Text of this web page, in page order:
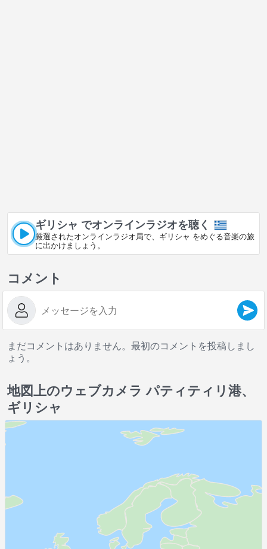
ギリシャ でオンラインラジオを聴く
厳選されたオンラインラジオ局で、ギリシャ をめぐる音楽の旅
に出かけましょう。
コメント
まだコメントはありません。最初のコメントを投稿しまし
ょう。
地図上のウェブカメラ パティティリ港、
ギリシャ